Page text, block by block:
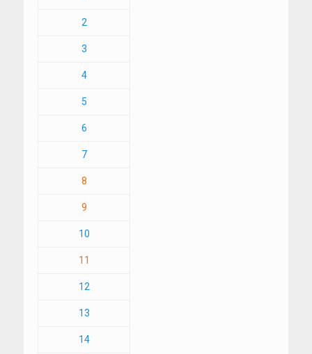
2
3
4
5
6
7
8
9
10
11
12
13
14